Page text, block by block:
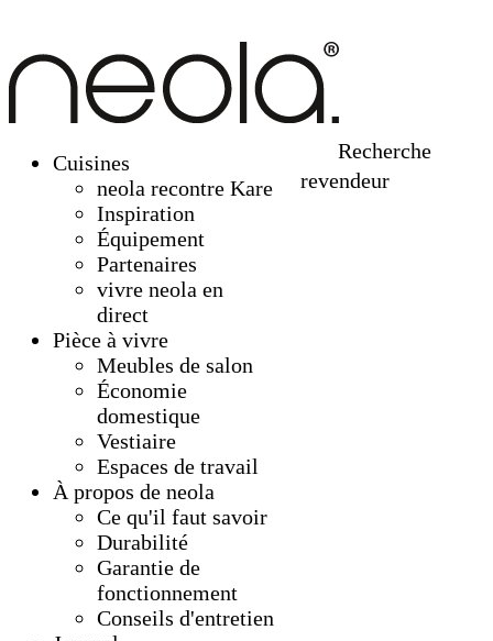
Cuisines
neola recontre Kare
Inspiration
Équipement
Partenaires
vivre neola en
direct
Pièce à vivre
Meubles de salon
Économie
domestique
Vestiaire
Espaces de travail
À propos de neola
Ce qu'il faut savoir
Durabilité
Garantie de
fonctionnement
Conseils d'entretien
Recherche
revendeur